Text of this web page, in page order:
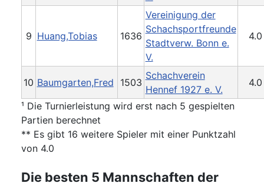
9 Huang,Tobias 1636
Vereinigung der
Schachsportfreunde
Stadtverw. Bonn e.
V.
4.0
10 Baumgarten,Fred 1503
Schachverein
Hennef 1927 e. V.
4.0
¹ Die Turnierleistung wird erst nach 5 gespielten
Partien berechnet
** Es gibt 16 weitere Spieler mit einer Punktzahl
von 4.0
Die besten 5 Mannschaften der